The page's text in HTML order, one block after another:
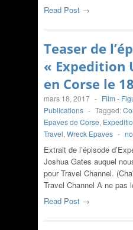
Read Post →
Teaser de
« Expedition
en Corse le
mars 18, 2017 - Film -
Publications - Tagged:
Epaves de Corse,
Travel, Wreck Epaves -
Extrait de l’épisode
Joshua Gates auquel
pour Travel Channel.
Travel Channel A ne pas
Read Post →